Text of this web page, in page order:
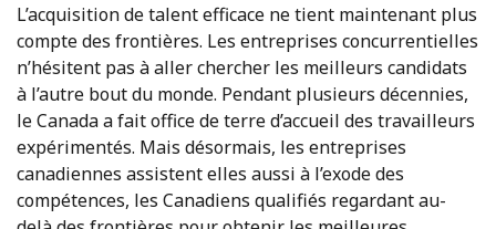
L’acquisition de talent efficace ne tient maintenant plus
compte des frontières. Les entreprises concurrentielles
n’hésitent pas à aller chercher les meilleurs candidats
à l’autre bout du monde. Pendant plusieurs décennies,
le Canada a fait office de terre d’accueil des travailleurs
expérimentés. Mais désormais, les entreprises
canadiennes assistent elles aussi à l’exode des
compétences, les Canadiens qualifiés regardant au-